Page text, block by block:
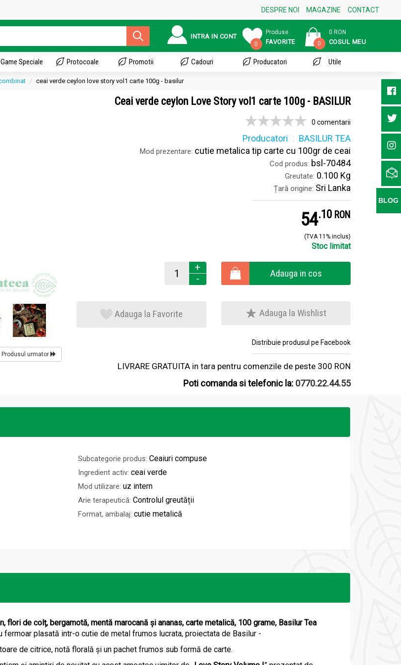
DESPRE NOI MAGAZINE CONTACT
INTRA IN CONT
0
Produse
FAVORITE 0
0 RON
COSUL MEU
Game Speciale Protocoale Promotii Cadouri Producatori Utile
ceai verde ceylon love story vol1 carte 100g - basilur
Produsul urmator
Ceai verde ceylon Love Story vol1 carte 100g - BASILUR
0 comentarii
Producatori BASILUR TEA
Mod prezentare: cutie metalica tip carte cu 100gr de ceai
Cod produs: bsl-70484
Greutate: 0.100 Kg
Țară origine: Sri Lanka
54.1 RON
(TVA 11% inclus)
Stoc limitat
+
-
Adauga in cos
Adauga la Favorite Adauga la Wishlist
Distribuie produsul pe Facebook
LIVRARE GRATUITA in tara pentru comenzile de peste 300 RON
Poti comanda si telefonic la: 0770.22.44.55
Subcategorie produs: Ceaiuri compuse
Ingredient activ: ceai verde
Mod utilizare: uz intern
Arie terapeutică: Controlul greutății
Format, ambalaj: cutie metalică
flori de colț, bergamotă, mentă marocană și ananas, carte metalică, 100 grame, Basilur Tea
plasată intr-o cutie de metal frumos lucrata, proiectata de Basilur -
de citrice, notă florală și un pachet frumos sub formă de carte.
BLOG